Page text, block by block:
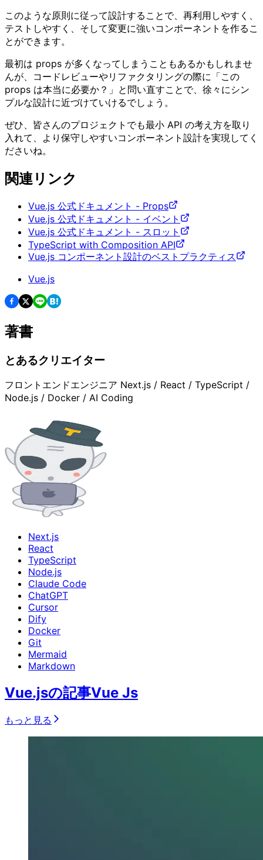
このような原則に従って設計することで、再利用しやすく、
テストしやすく、そして変更に強いコンポーネントを作るこ
とができます。
最初は props が多くなってしまうこともあるかもしれませ
んが、コードレビューやリファクタリングの際に「この
props は本当に必要か？」と問い直すことで、徐々にシン
プルな設計に近づけていけるでしょう。
ぜひ、皆さんのプロジェクトでも最小 API の考え方を取り
入れて、より保守しやすいコンポーネント設計を実現してく
ださいね。
関連リンク
Vue.js 公式ドキュメント - Props
Vue.js 公式ドキュメント - イベント
Vue.js 公式ドキュメント - スロット
TypeScript with Composition API
Vue.js コンポーネント設計のベストプラクティス
Vue.js
著書
とあるクリエイター
フロントエンドエンジニア Next.js / React / TypeScript /
Node.js / Docker / AI Coding
Next.js
React
TypeScript
Node.js
Claude Code
ChatGPT
Cursor
Dify
Docker
Git
Mermaid
Markdown
Vue.jsの記事Vue Js
もっと見る